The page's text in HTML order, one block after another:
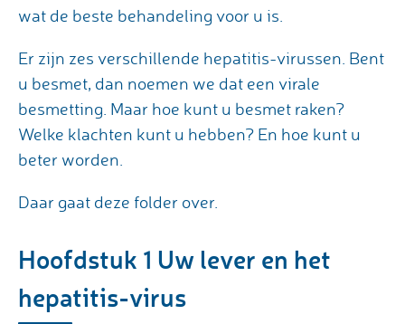
wat de beste behandeling voor u is.
Er zijn zes verschillende hepatitis-virussen. Bent
u besmet, dan noemen we dat een virale
besmetting. Maar hoe kunt u besmet raken?
Welke klachten kunt u hebben? En hoe kunt u
beter worden.
Daar gaat deze folder over.
Hoofdstuk 1 Uw lever en het
hepatitis-virus